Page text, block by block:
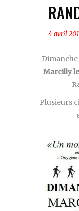
4 avril
Dimanche
Marcilly
Plusieurs